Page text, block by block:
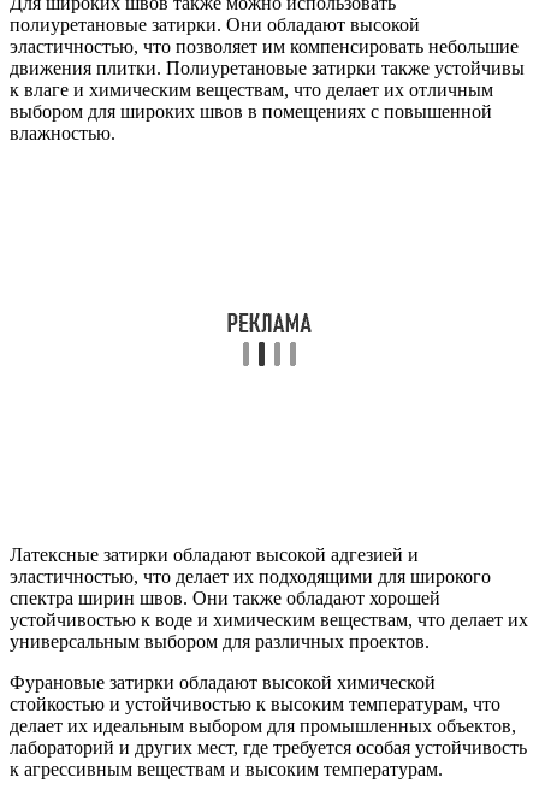
полиуретановые затирки. Они обладают высокой
эластичностью, что позволяет им компенсировать небольшие
движения плитки. Полиуретановые затирки также устойчивы
к влаге и химическим веществам, что делает их отличным
выбором для широких швов в помещениях с повышенной
влажностью.
Латексные затирки обладают высокой адгезией и
эластичностью, что делает их подходящими для широкого
спектра ширин швов. Они также обладают хорошей
устойчивостью к воде и химическим веществам, что делает их
универсальным выбором для различных проектов.
Фурановые затирки обладают высокой химической
стойкостью и устойчивостью к высоким температурам, что
делает их идеальным выбором для промышленных объектов,
лабораторий и других мест, где требуется особая устойчивость
к агрессивным веществам и высоким температурам.